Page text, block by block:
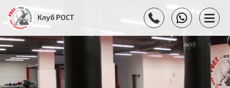
Клуб РОСТ